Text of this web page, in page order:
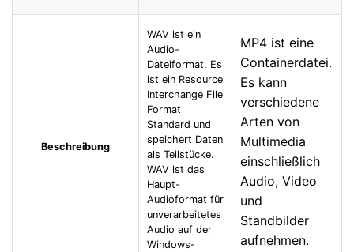
Beschreibung
WAV ist ein
Audio-
Dateiformat. Es
ist ein Resource
Interchange File
Format
Standard und
speichert Daten
als Teilstücke.
WAV ist das
Haupt-
Audioformat für
unverarbeitetes
Audio auf der
Windows-
MP4 ist eine
Containerdatei.
Es kann
verschiedene
Arten von
Multimedia
einschließlich
Audio, Video
und
Standbilder
aufnehmen.